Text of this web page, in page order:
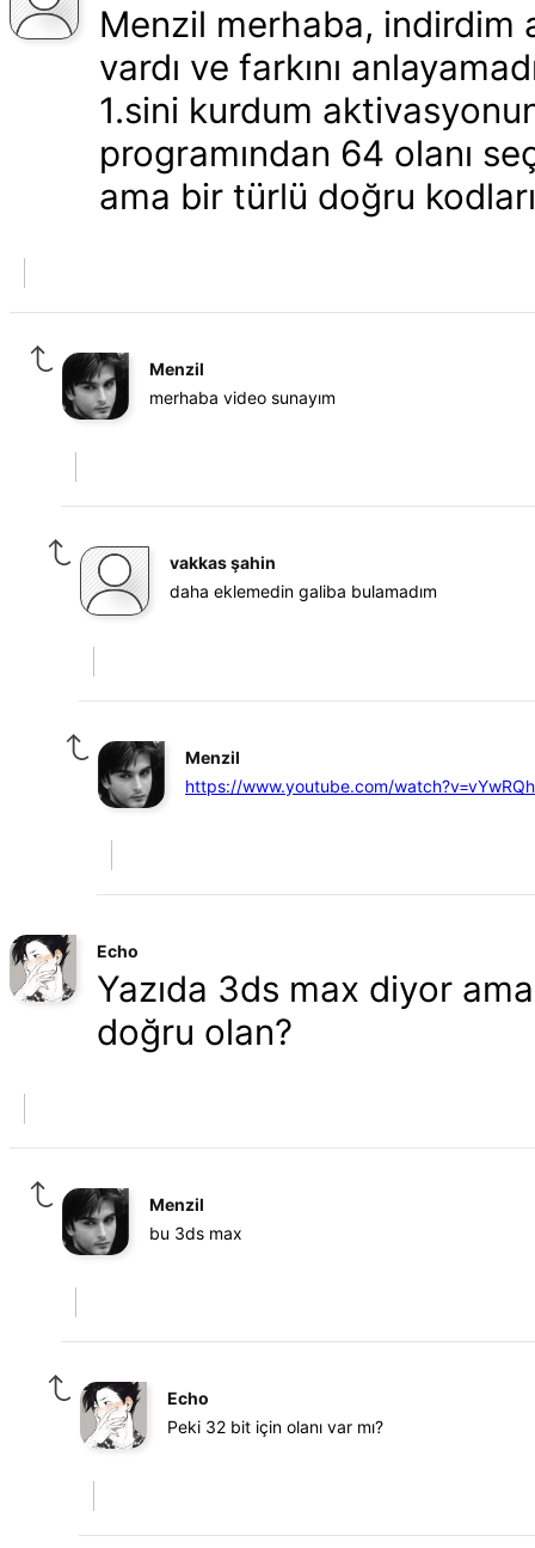
Menzil merhaba, indirdim
vardı ve farkını
1.sini kurdum
programından 64 olanı
ama bir türlü doğru
Menzil
merhaba video sunayım
vakkas şahin
daha eklemedin galiba bulamadım
Menzil
https://www.youtube.com/
Echo
Yazıda 3ds max diyor
doğru olan?
Menzil
bu 3ds max
Echo
Peki 32 bit için olanı var mı?